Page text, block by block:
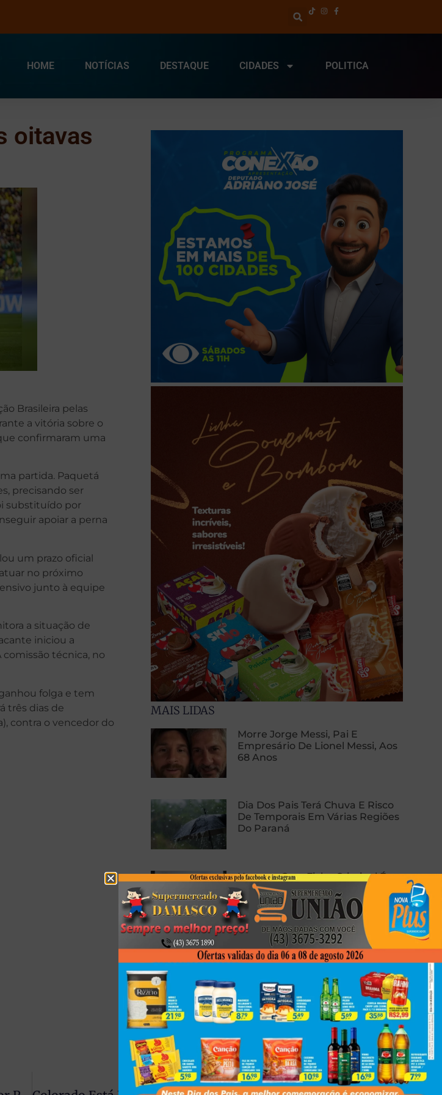
HOME NOTÍCIAS DESTAQUE CIDADES POLITICA
oitavas
Brasileira pelas
a vitória sobre o
confirmaram uma
partida. Paquetá
precisando ser
substituído por
apoiar a perna
um prazo oficial
no próximo
junto à equipe
a situação de
iniciou a
comissão técnica, no
folga e tem
três dias de
contra o vencedor do
MAIS LIDAS
Morre Jorge Messi, Pai E
Empresário De Lionel Messi, Aos
68 Anos
Dia Dos Pais Terá Chuva E Risco
De Temporais Em Várias Regiões
Do Paraná
Homem Com Ficha Criminal É
Preso Com Revólver Carregado
Em Presidente Prudente
Carro E Caminhão Batem Na PR-
463, Em Colorado, E Motorista
Next